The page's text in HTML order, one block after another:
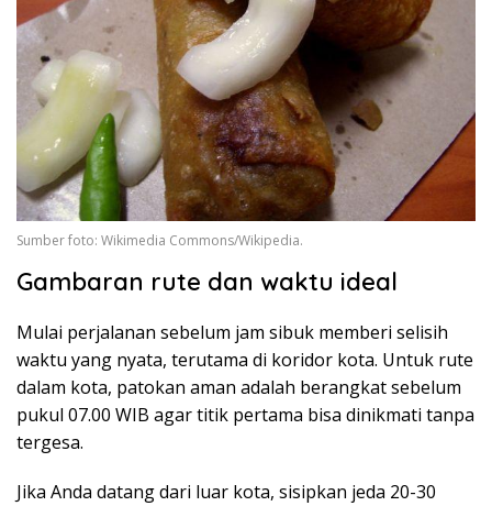
Sumber foto: Wikimedia Commons/Wikipedia.
Gambaran rute dan waktu ideal
Mulai perjalanan sebelum jam sibuk memberi selisih
waktu yang nyata, terutama di koridor kota. Untuk rute
dalam kota, patokan aman adalah berangkat sebelum
pukul 07.00 WIB agar titik pertama bisa dinikmati tanpa
tergesa.
Jika Anda datang dari luar kota, sisipkan jeda 20-30